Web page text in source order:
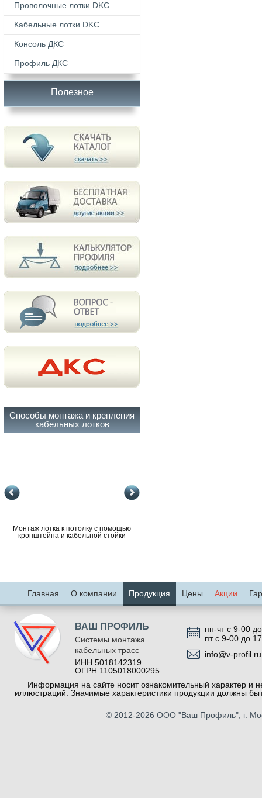
Проволочные лотки DKC
Кабельные лотки DKС
Консоль ДКС
Профиль ДКС
Полезное
Способы монтажа и крепления
кабельных лотков
Монтаж лотка к потолку с помощью
кронштейна и кабельной стойки
Главная О компании Продукция Цены Акции
ВАШ ПРОФИЛЬ
Системы монтажа
кабельных трасс
ИНН 5018142319
ОГРН 1105018000295
пн-чт с 9-00
пт с 9-00 до
info@v-profil.ru
Информация на сайте носит ознакомительный характер и
иллюстраций. Значимые характеристики продукции должны
© 2012-2026 ООО "Ваш Профиль", г.